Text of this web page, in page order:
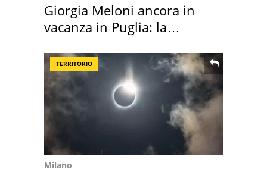
Giorgia Meloni ancora in
vacanza in Puglia: la
TERRITORIO
Milano